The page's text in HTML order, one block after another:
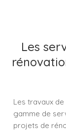
Les
Les travaux
gamme de
projets de